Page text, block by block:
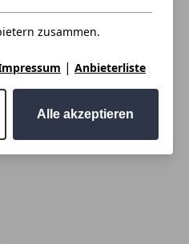
zusammen.
| Anbieterliste
Alle akzeptieren